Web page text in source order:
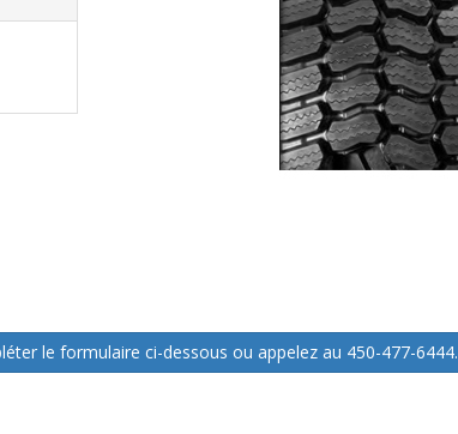
le formulaire ci-dessous ou appelez au 450-477-6444.